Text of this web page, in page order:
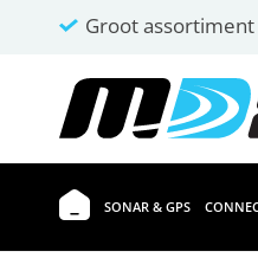
Groot assortiment
SONAR & GPS